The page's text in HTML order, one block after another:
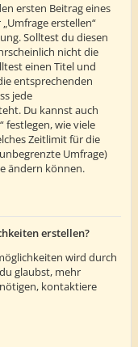
ersten Beitrag eines
erstellen“
Solltest du diesen
nicht die
einen Titel und
entsprechenden
jede
Du kannst auch
festlegen, wie viele
Zeitlimit für die
Umfrage)
ändern können.
erstellen?
wird durch
glaubst, mehr
kontaktiere